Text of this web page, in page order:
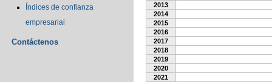
Índices de confianza
empresarial
Contáctenos
2013
2014
2015
2016
2017
2018
2019
2020
2021